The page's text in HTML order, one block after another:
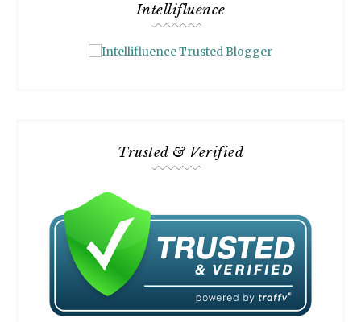
Intellifluence
Trusted & Verified